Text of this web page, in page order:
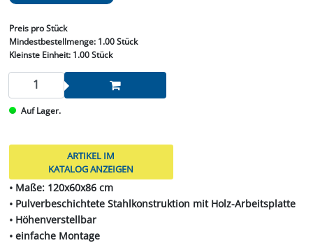
Preis pro Stück
Mindestbestellmenge: 1.00 Stück
Kleinste Einheit:1.00 Stück
Auf Lager.
ARTIKEL IM
KATALOG ANZEIGEN
• Maße: 120x60x86 cm
• Pulverbeschichtete Stahlkonstruktion mit Holz-Arbeitsplatte
• Höhenverstellbar
• einfache Montage